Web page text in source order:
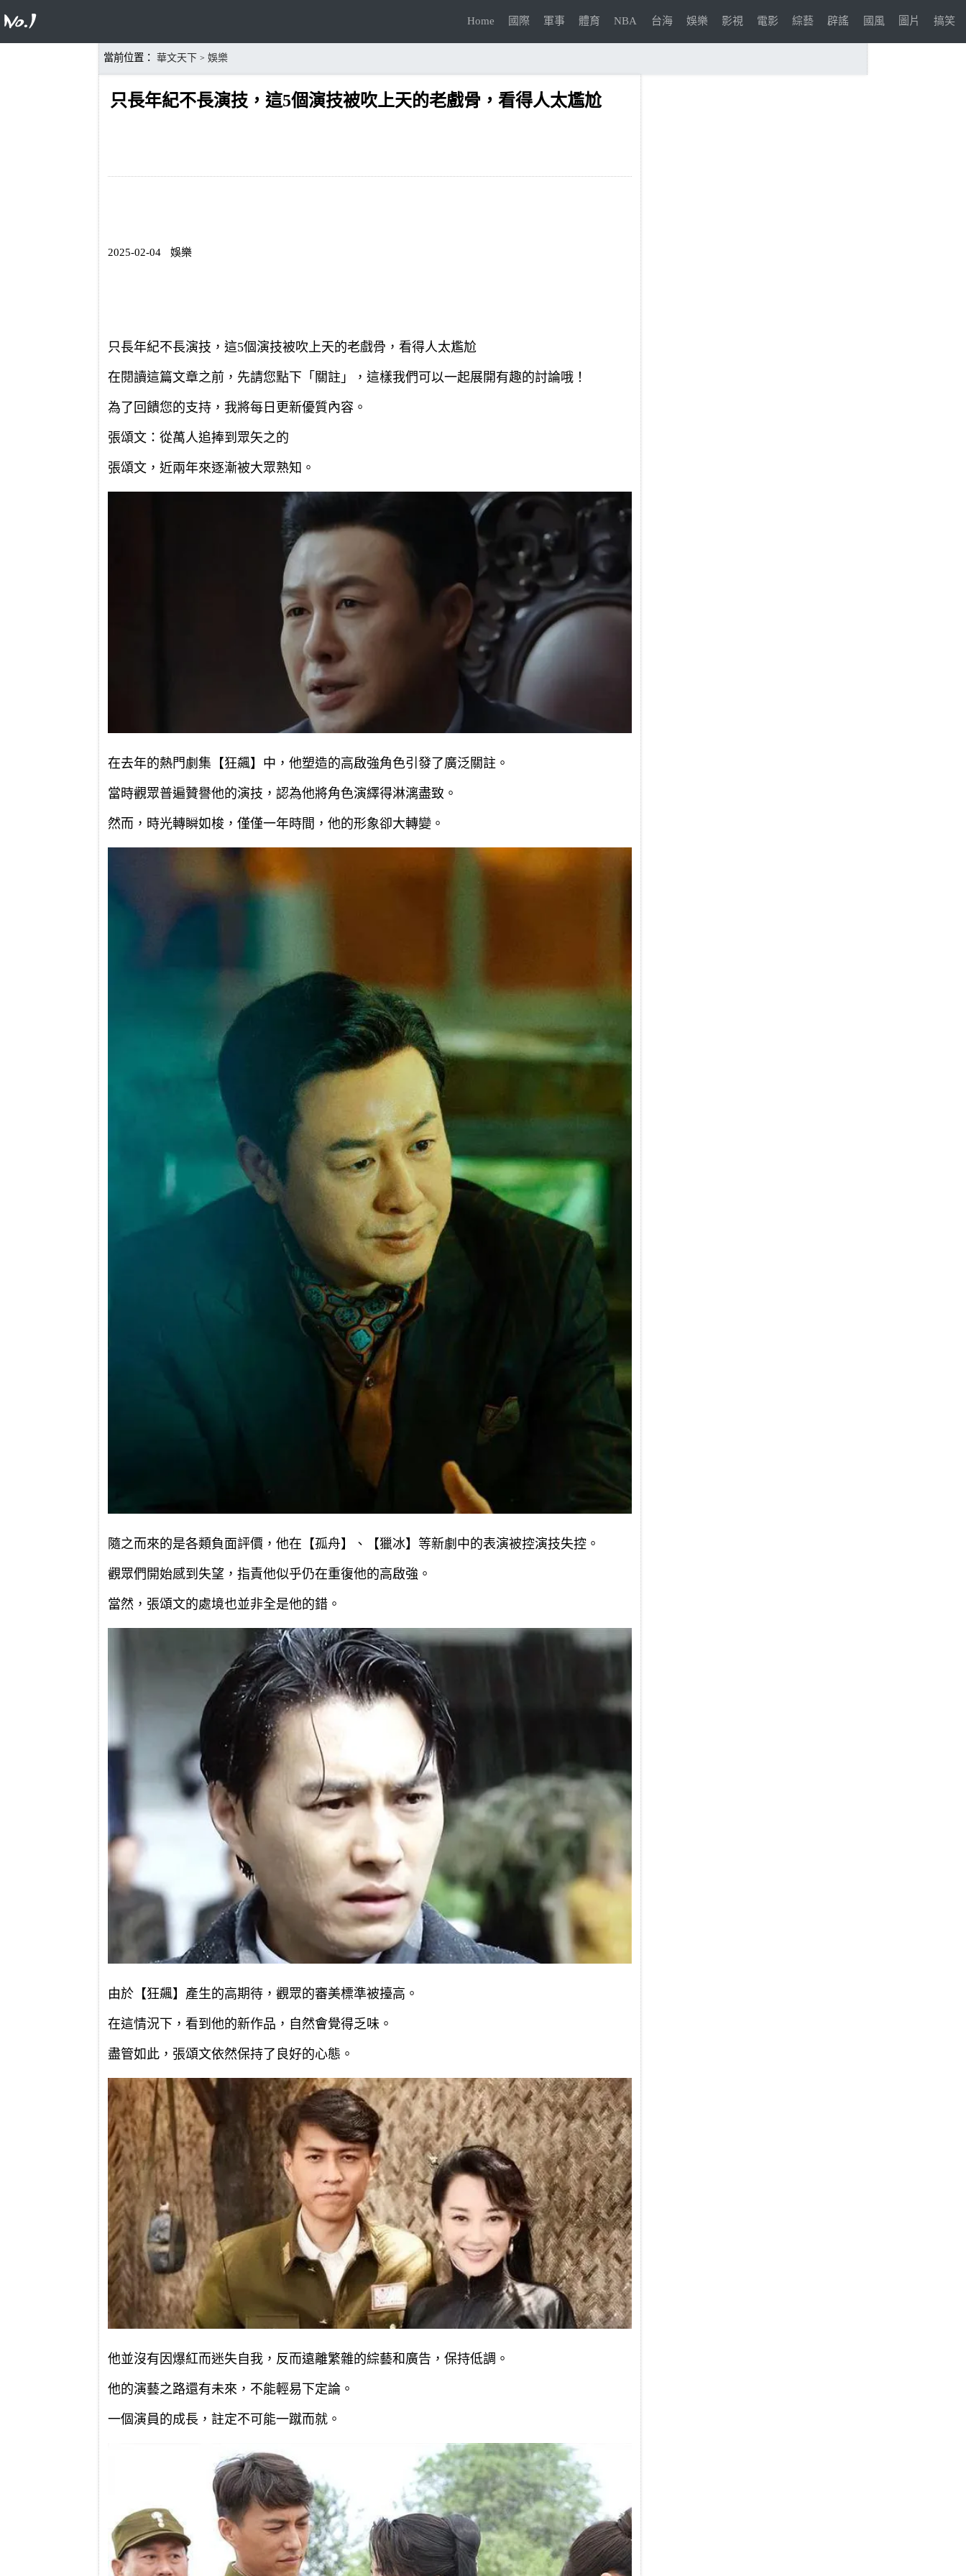
Home 國際 軍事 體育 NBA 台海 娛樂 影視 電影 綜藝 辟謠 國風 圖片 搞笑
當前位置： 華文天下 > 娛樂
只長年紀不長演技，這5個演技被吹上天的老戲骨，看得人太尷尬
2025-02-04 娛樂
只長年紀不長演技，這5個演技被吹上天的老戲骨，看得人太尷尬
在閱讀這篇文章之前，先請您點下「關註」，這樣我們可以一起展開有趣的討論哦！
為了回饋您的支持，我將每日更新優質內容。
張頌文：從萬人追捧到眾矢之的
張頌文，近兩年來逐漸被大眾熟知。
在去年的熱門劇集【狂飆】中，他塑造的高啟強角色引發了廣泛關註。
當時觀眾普遍贊譽他的演技，認為他將角色演繹得淋漓盡致。
然而，時光轉瞬如梭，僅僅一年時間，他的形象卻大轉變。
隨之而來的是各類負面評價，他在【孤舟】、【獵冰】等新劇中的表演被控演技失控。
觀眾們開始感到失望，指責他似乎仍在重復他的高啟強。
當然，張頌文的處境也並非全是他的錯。
由於【狂飆】產生的高期待，觀眾的審美標準被擡高。
在這情況下，看到他的新作品，自然會覺得乏味。
盡管如此，張頌文依然保持了良好的心態。
他並沒有因爆紅而迷失自我，反而遠離繁雜的綜藝和廣告，保持低調。
他的演藝之路還有未來，不能輕易下定論。
一個演員的成長，註定不可能一蹴而就。